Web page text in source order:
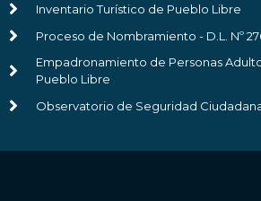
Inventario Turístico de Pueblo Libre
Proceso de Nombramiento - D.L. Nº
Empadronamiento de Personas
Pueblo Libre
Observatorio de Seguridad